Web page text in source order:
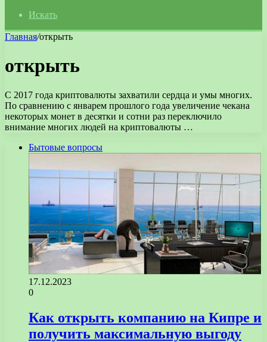
Искать
Главная/открыть
открыть
С 2017 года криптовалюты захватили сердца и умы многих.
По сравнению с январем прошлого года увеличение чекана
некоторых монет в десятки и сотни раз переключило
внимание многих людей на криптовалюты …
Бытовые вопросы
17.12.2023
0
Как открыть компанию на Кипре и
получить максимальную выгоду